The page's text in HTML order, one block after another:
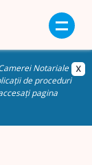
Notariale
de proceduri
pagina